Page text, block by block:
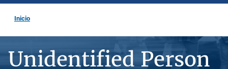
Inicio
Unidentified Person